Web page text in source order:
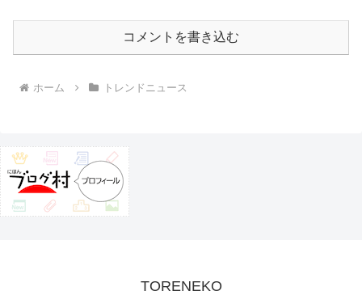
コメントを書き込む
ホーム トレンドニュース
TORENEKO